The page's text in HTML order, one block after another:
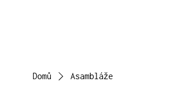
Domů Asambláže